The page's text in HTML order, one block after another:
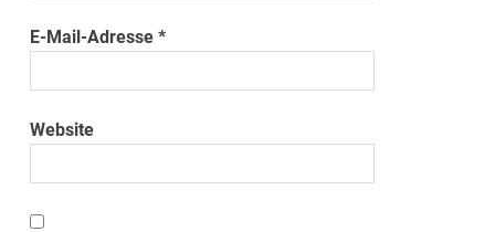
E-Mail-Adresse*
Website